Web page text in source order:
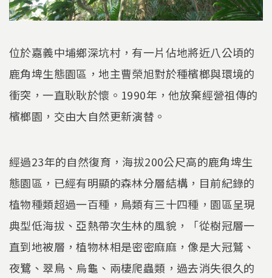
位於嘉義中埔鄉深坑村，有一片佔地將近八公頃的
鹿角埤生態園區，地主曹榮旭對於種檳榔與環境的
衝突，一直耿耿於懷。1990年，他放棄經營祖傳的
檳榔園，交由大自然更新演替。
經過23年的自然復育，海拔200公尺高的鹿角埤生
態園區，已經有明顯的森林分層結構，目前紀錄的
植物種類超過一百種，鳥類有三十四種，園區呈現
典型低海拔、亞熱帶次生林的風貌，「從樹冠層一
直到地被層，植物林相是密密麻麻，像是大冠鷲、
夜鷺、翠鳥、烏龜、兩棲爬蟲類，過去消失很久的